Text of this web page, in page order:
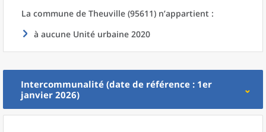
La commune de Theuville (95611) n’appartient :
à aucune Unité urbaine 2020
Intercommunalité (date de référence : 1er
janvier 2026)